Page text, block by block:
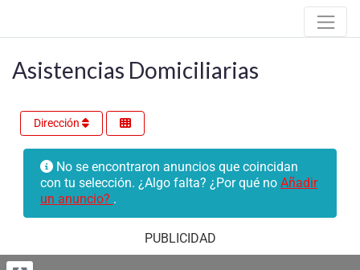
Asistencias Domiciliarias
Dirección
No se encontraron anuncios que coincidan
con tu selección. ¿Algo falta? ¿Por qué no Añadir
un anuncio? .
PUBLICIDAD